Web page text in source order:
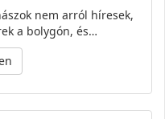
nem arról híresek,
a bolygón, és…